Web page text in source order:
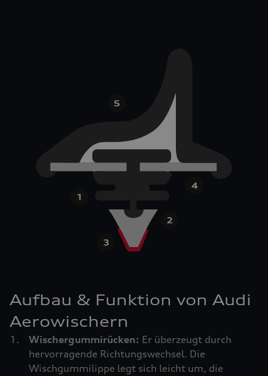
Aufbau & Funktion von Audi
Aerowischern
Wischergummirücken: Er überzeugt durch
hervorragende Richtungswechsel. Die
Wischgummilippe legt sich leicht um, die